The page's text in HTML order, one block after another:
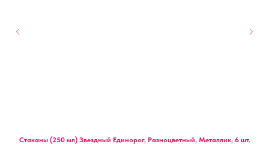
Стаканы (250 мл) Звездный Единорог, Разноцветный, Металлик, 6 шт.